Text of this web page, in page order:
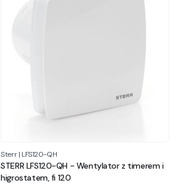
Sterr| LFS120-QH
STERR LFS120-QH - Wentylator z timerem i
higrostatem, fi 120